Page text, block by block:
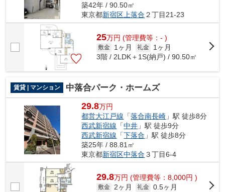
築42年 / 90.50㎡
東京都新宿区 上落合 ２丁目21-23
25万円 (管理費等：- )
敷金 1ヶ月 礼金
1ヶ月
3階 / 2LDK＋1S(納戸) / 90.50㎡
賃貸 | マンション 中落合パーク・ホームズ
29.8万円
都営大江戸線 「落合南長崎 」駅 徒歩8分
西武新宿線 「中井 」駅 徒歩9分
西武新宿線 「下落合 」駅 徒歩8分
築25年 / 88.81㎡
東京都新宿区中落合 ３丁目6-4
29.8万円 (管理費等：8,000円 )
敷金 2ヶ月 礼金 0.5ヶ月